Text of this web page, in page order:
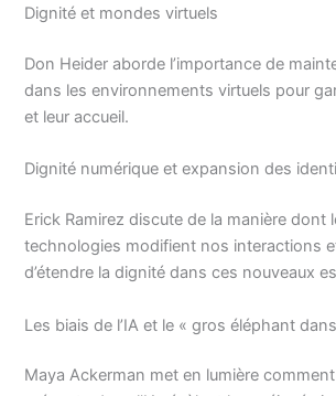
Dignité et mondes virtuels
Don Heider aborde l’importance de
dans les environnements virtuels pour
et leur accueil.
Dignité numérique et expansion des
Erick Ramirez discute de la manière dont
technologies modifient nos interactions
d’étendre la dignité dans ces nouveaux
Les biais de l’IA et le « gros éléphant
Maya Ackerman met en lumière